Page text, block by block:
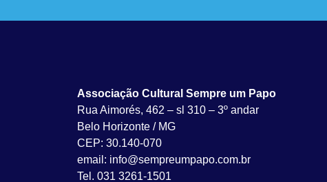
Associação Cultural Sempre um Papo
Rua Aimorés, 462 – sl 310 – 3º andar
Belo Horizonte / MG
CEP: 30.140-070
email: info@sempreumpapo.com.br
Tel. 031 3261-1501